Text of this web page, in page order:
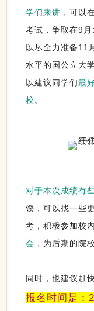
学们来讲 ，可以
考试，争取在9
以尽全力准备11
水平的国公立大
以建议同学们最
校 。
对于本次成绩有
馁，可以找一些
考，积极参加校
会 ，为后期的院
同时，也建议赶
报名时间是：